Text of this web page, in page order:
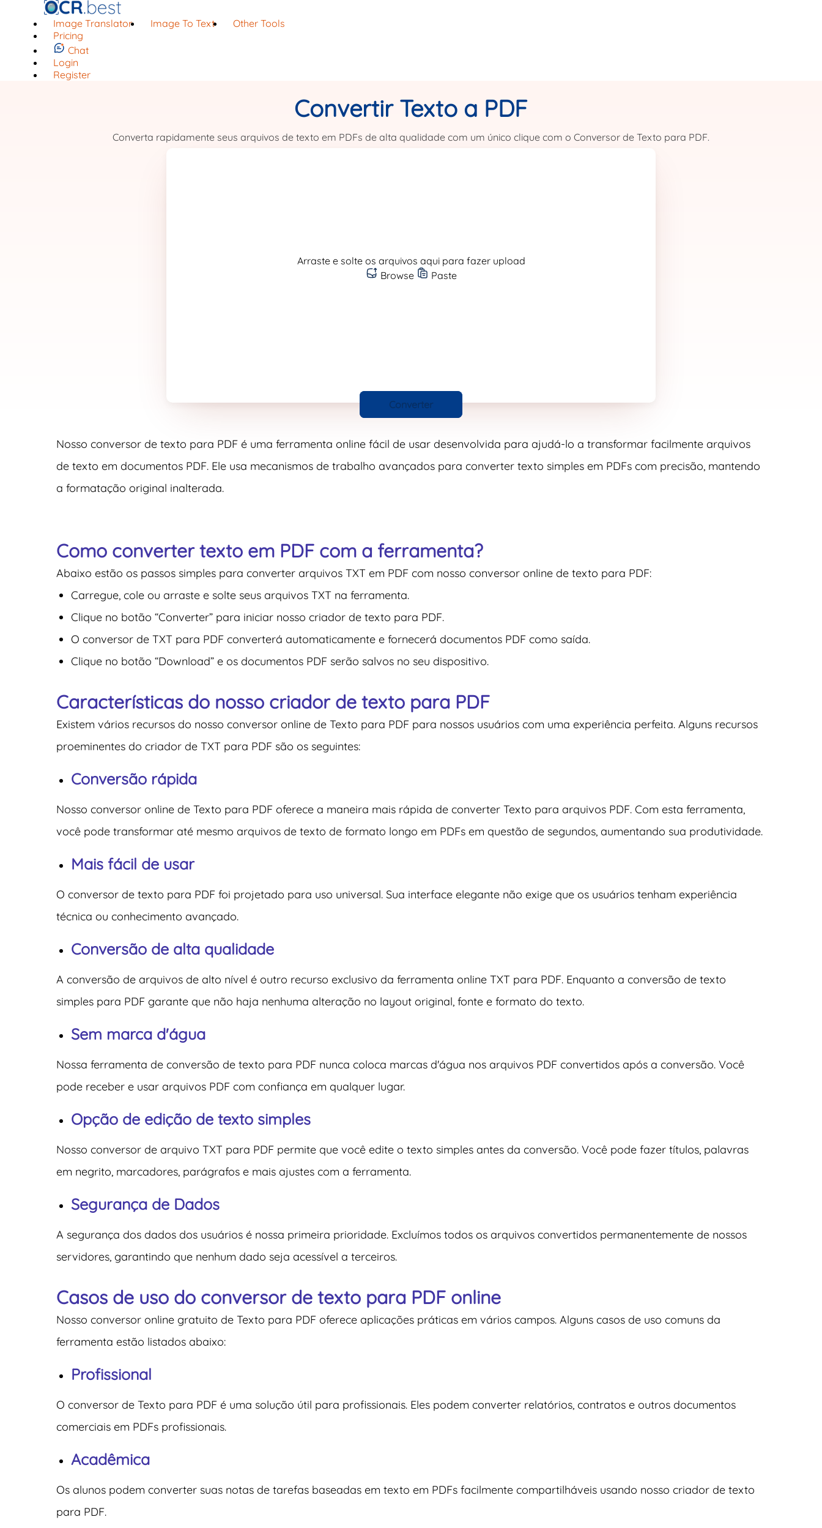
Image Translator Image To Text
Other Tools
Pricing
Chat
Login
Register
Convertir Texto a PDF
Converta rapidamente seus arquivos de texto em PDFs de alta qualidade com um único clique com o Conversor de Texto para PDF.
Arraste e solte os arquivos aqui para fazer upload
Browse
Paste
Converter
Nosso conversor de texto para PDF é uma ferramenta online fácil de usar desenvolvida para ajudá-lo a transformar facilmente arquivos
de texto em documentos PDF. Ele usa mecanismos de trabalho avançados para converter texto simples em PDFs com precisão, mantendo
a formatação original inalterada.
Como converter texto em PDF com a ferramenta?
Abaixo estão os passos simples para converter arquivos TXT em PDF com nosso conversor online de texto para PDF:
Carregue, cole ou arraste e solte seus arquivos TXT na ferramenta.
Clique no botão “Converter” para iniciar nosso criador de texto para PDF.
O conversor de TXT para PDF converterá automaticamente e fornecerá documentos PDF como saída.
Clique no botão “Download” e os documentos PDF serão salvos no seu dispositivo.
Características do nosso criador de texto para PDF
Existem vários recursos do nosso conversor online de Texto para PDF para nossos usuários com uma experiência perfeita. Alguns recursos
proeminentes do criador de TXT para PDF são os seguintes:
Conversão rápida
Nosso conversor online de Texto para PDF oferece a maneira mais rápida de converter Texto para arquivos PDF. Com esta ferramenta,
você pode transformar até mesmo arquivos de texto de formato longo em PDFs em questão de segundos, aumentando sua produtividade.
Mais fácil de usar
O conversor de texto para PDF foi projetado para uso universal. Sua interface elegante não exige que os usuários tenham experiência
técnica ou conhecimento avançado.
Conversão de alta qualidade
A conversão de arquivos de alto nível é outro recurso exclusivo da ferramenta online TXT para PDF. Enquanto a conversão de texto
simples para PDF garante que não haja nenhuma alteração no layout original, fonte e formato do texto.
Sem marca d'água
Nossa ferramenta de conversão de texto para PDF nunca coloca marcas d'água nos arquivos PDF convertidos após a conversão. Você
pode receber e usar arquivos PDF com confiança em qualquer lugar.
Opção de edição de texto simples
Nosso conversor de arquivo TXT para PDF permite que você edite o texto simples antes da conversão. Você pode fazer títulos, palavras
em negrito, marcadores, parágrafos e mais ajustes com a ferramenta.
Segurança de Dados
A segurança dos dados dos usuários é nossa primeira prioridade. Excluímos todos os arquivos convertidos permanentemente de nossos
servidores, garantindo que nenhum dado seja acessível a terceiros.
Casos de uso do conversor de texto para PDF online
Nosso conversor online gratuito de Texto para PDF oferece aplicações práticas em vários campos. Alguns casos de uso comuns da
ferramenta estão listados abaixo:
Profissional
O conversor de Texto para PDF é uma solução útil para profissionais. Eles podem converter relatórios, contratos e outros documentos
comerciais em PDFs profissionais.
Acadêmica
Os alunos podem converter suas notas de tarefas baseadas em texto em PDFs facilmente compartilháveis ​​usando nosso criador de texto
para PDF.